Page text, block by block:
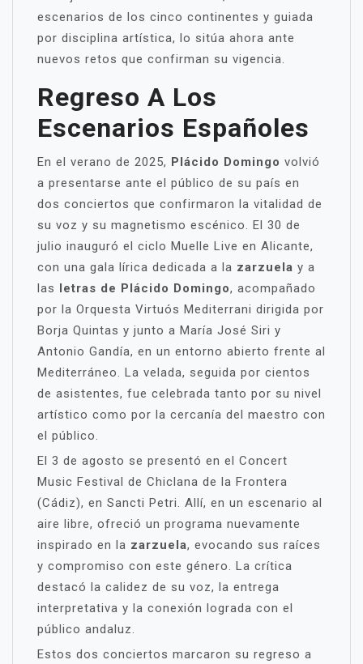
escenarios de los cinco continentes y guiada
por disciplina artística, lo sitúa ahora ante
nuevos retos que confirman su vigencia.
Regreso A Los
Escenarios Españoles
En el verano de 2025, Plácido Domingo volvió
a presentarse ante el público de su país en
dos conciertos que confirmaron la vitalidad de
su voz y su magnetismo escénico. El 30 de
julio inauguró el ciclo Muelle Live en Alicante,
con una gala lírica dedicada a la zarzuela y a
las letras de Plácido Domingo, acompañado
por la Orquesta Virtuós Mediterrani dirigida por
Borja Quintas y junto a María José Siri y
Antonio Gandía, en un entorno abierto frente al
Mediterráneo. La velada, seguida por cientos
de asistentes, fue celebrada tanto por su nivel
artístico como por la cercanía del maestro con
el público.
El 3 de agosto se presentó en el Concert
Music Festival de Chiclana de la Frontera
(Cádiz), en Sancti Petri. Allí, en un escenario al
aire libre, ofreció un programa nuevamente
inspirado en la zarzuela, evocando sus raíces
y compromiso con este género. La crítica
destacó la calidez de su voz, la entrega
interpretativa y la conexión lograda con el
público andaluz.
Estos dos conciertos marcaron su regreso a